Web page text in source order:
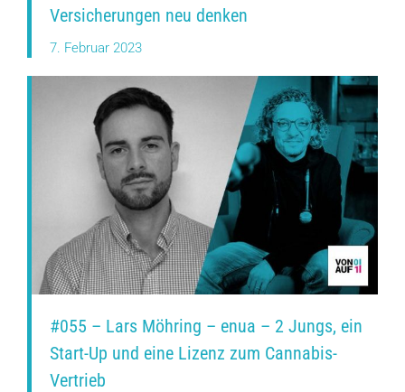
Versicherungen neu denken
7. Februar 2023
#055 – Lars Möhring – enua – 2 Jungs, ein
Start-Up und eine Lizenz zum Cannabis-
Vertrieb